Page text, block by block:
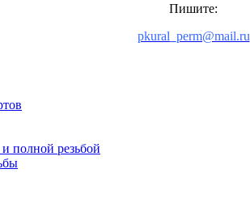
Пишите:
pkural_perm@mail.ru
полной резьбой